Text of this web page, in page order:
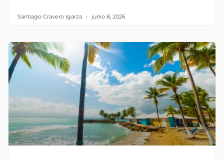
Santiago Cravero Igarza junio 8, 2026